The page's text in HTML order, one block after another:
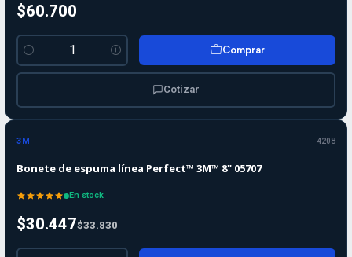
$60.700
Cantidad
Comprar
Cotizar
-10%
3M 4208
Bonete de espuma línea Perfect™ 3M™ 8" 05707
En stock
$30.447$33.830